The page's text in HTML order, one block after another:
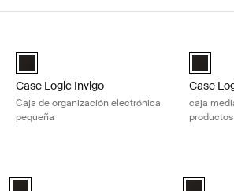
Case Logic Invigo electronic case small
Case Logic Invigo
Caja de organización electrónica
pequeña
Case
Case
caja
Case Logic Invigo electronic case large
Case